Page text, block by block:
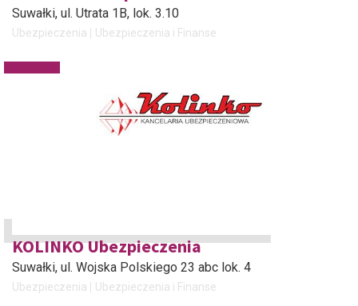
Suwałki, ul. Utrata 1B, lok. 3.10
Ubezpieczenia Ubezpieczenia i Finanse
KOLINKO Ubezpieczenia
Suwałki, ul. Wojska Polskiego 23 abc lok. 4
Ubezpieczenia Ubezpieczenia i Finanse